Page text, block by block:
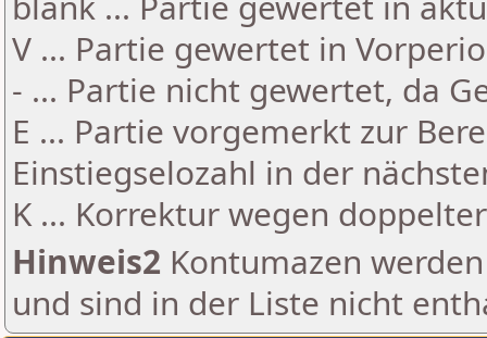
V ... Partie gewertet in
- ... Partie nicht gewertet, da
E ... Partie vorgemerkt zur
Einstiegselozahl in der
K ... Korrektur wegen
Hinweis2 Kontumazen
und sind in der Liste nicht